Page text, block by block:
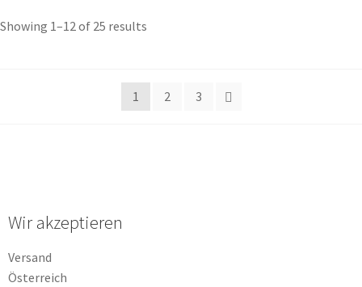
Showing 1–12 of 25 results
1 2 3
Wir akzeptieren
Versand
Österreich